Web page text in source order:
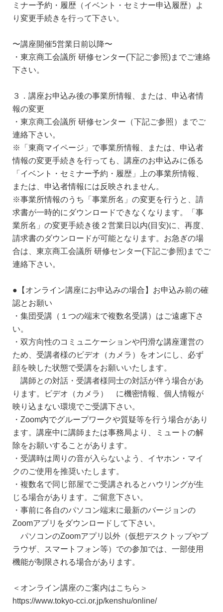
ミナー予約・履歴（イベント・セミナー申込履歴）よ
り変更手続きを行って下さい。
〜講座開催5営業日前以降〜
・東京商工会議所 研修センター(下記ご参照)までご連絡
下さい。
３．講座お申込み後の事業所情報、または、申込者情
報の変更
・東京商工会議所 研修センター（下記ご参照）までご
連絡下さい。
※「東商マイページ」で事業所情報、または、申込者
情報の変更手続きを行っても、講座のお申込みに係る
「イベント・セミナー予約・履歴」上の事業所情報、
または、申込者情報には反映されません。
※事業所情報のうち「事業所名」の変更を行うと、請
求書が一時的にダウンロードできなくなります。「事
業所名」の変更手続き後２営業日以内(目安)に、再度、
請求書のダウンロードが可能となります。お急ぎの場
合は、東京商工会議所 研修センター(下記ご参照)までご
連絡下さい。
●【オンライン講座にお申込みの場合】お申込み前の確
認とお願い
・集団受講（１つの端末で複数名受講）はご遠慮下さ
い。
・双方向性のコミュニケーションや円滑な講座運営の
ため、受講者様のビデオ（カメラ）をオンにし、必ず
顔を映した状態で受講をお願いいたします。
講師との対話・受講者様同士の対話が伴う場合があ
ります。ビデオ（カメラ） に機密情報、個人情報が
映り込まない環境でご受講下さい。
・Zoom内でグループワークや質疑等を行う場合があり
ます。講座中に講師または事務局より、ミュートの解
除をお願いすることがあります。
・受講時は周りの音が入らないよう、イヤホン・マイ
クのご使用を推奨いたします。
・複数名で同じ部屋でご受講されるとハウリングが生
じる場合があります。ご留意下さい。
・事前に各自のパソコン端末に最新のバージョンの
Zoomアプリをダウンロードして下さい。
パソコンのZoomアプリ以外（仮想デスクトップやブ
ラウザ、スマートフォン等）での参加では、一部使用
機能が制限される場合があります。
＜オンライン講座のご案内はこちら＞
https://www.tokyo-cci.or.jp/kenshu/online/